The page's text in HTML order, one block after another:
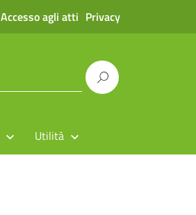
Accesso agli atti Privacy
Utilità